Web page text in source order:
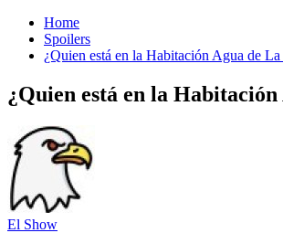
Home
Spoilers
¿Quien está en la Habitación Agua de
¿Quien está en la Habitación
El Show